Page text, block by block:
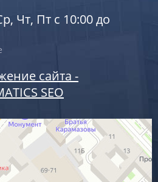
Чт, Пт с 10:00 до
сайта -
SEO